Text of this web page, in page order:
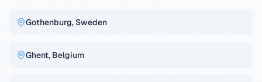
Gothenburg, Sweden
Ghent, Belgium